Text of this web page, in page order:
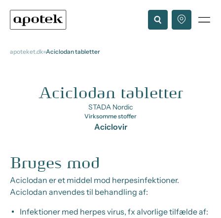
apoteket.dk Aciclodan tabletter
Aciclodan tabletter
STADA Nordic
Virksomme stoffer
Aciclovir
Bruges mod
Aciclodan er et middel mod herpesinfektioner.
Aciclodan anvendes til behandling af:
Infektioner med herpes virus, fx alvorlige tilfælde af: